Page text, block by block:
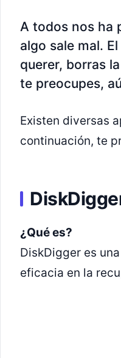
A todos nos ha
algo sale mal.
querer, borras
te preocupes,
Existen diversas
continuación, te
¿Qué es?
DiskDigger es
eficacia en la